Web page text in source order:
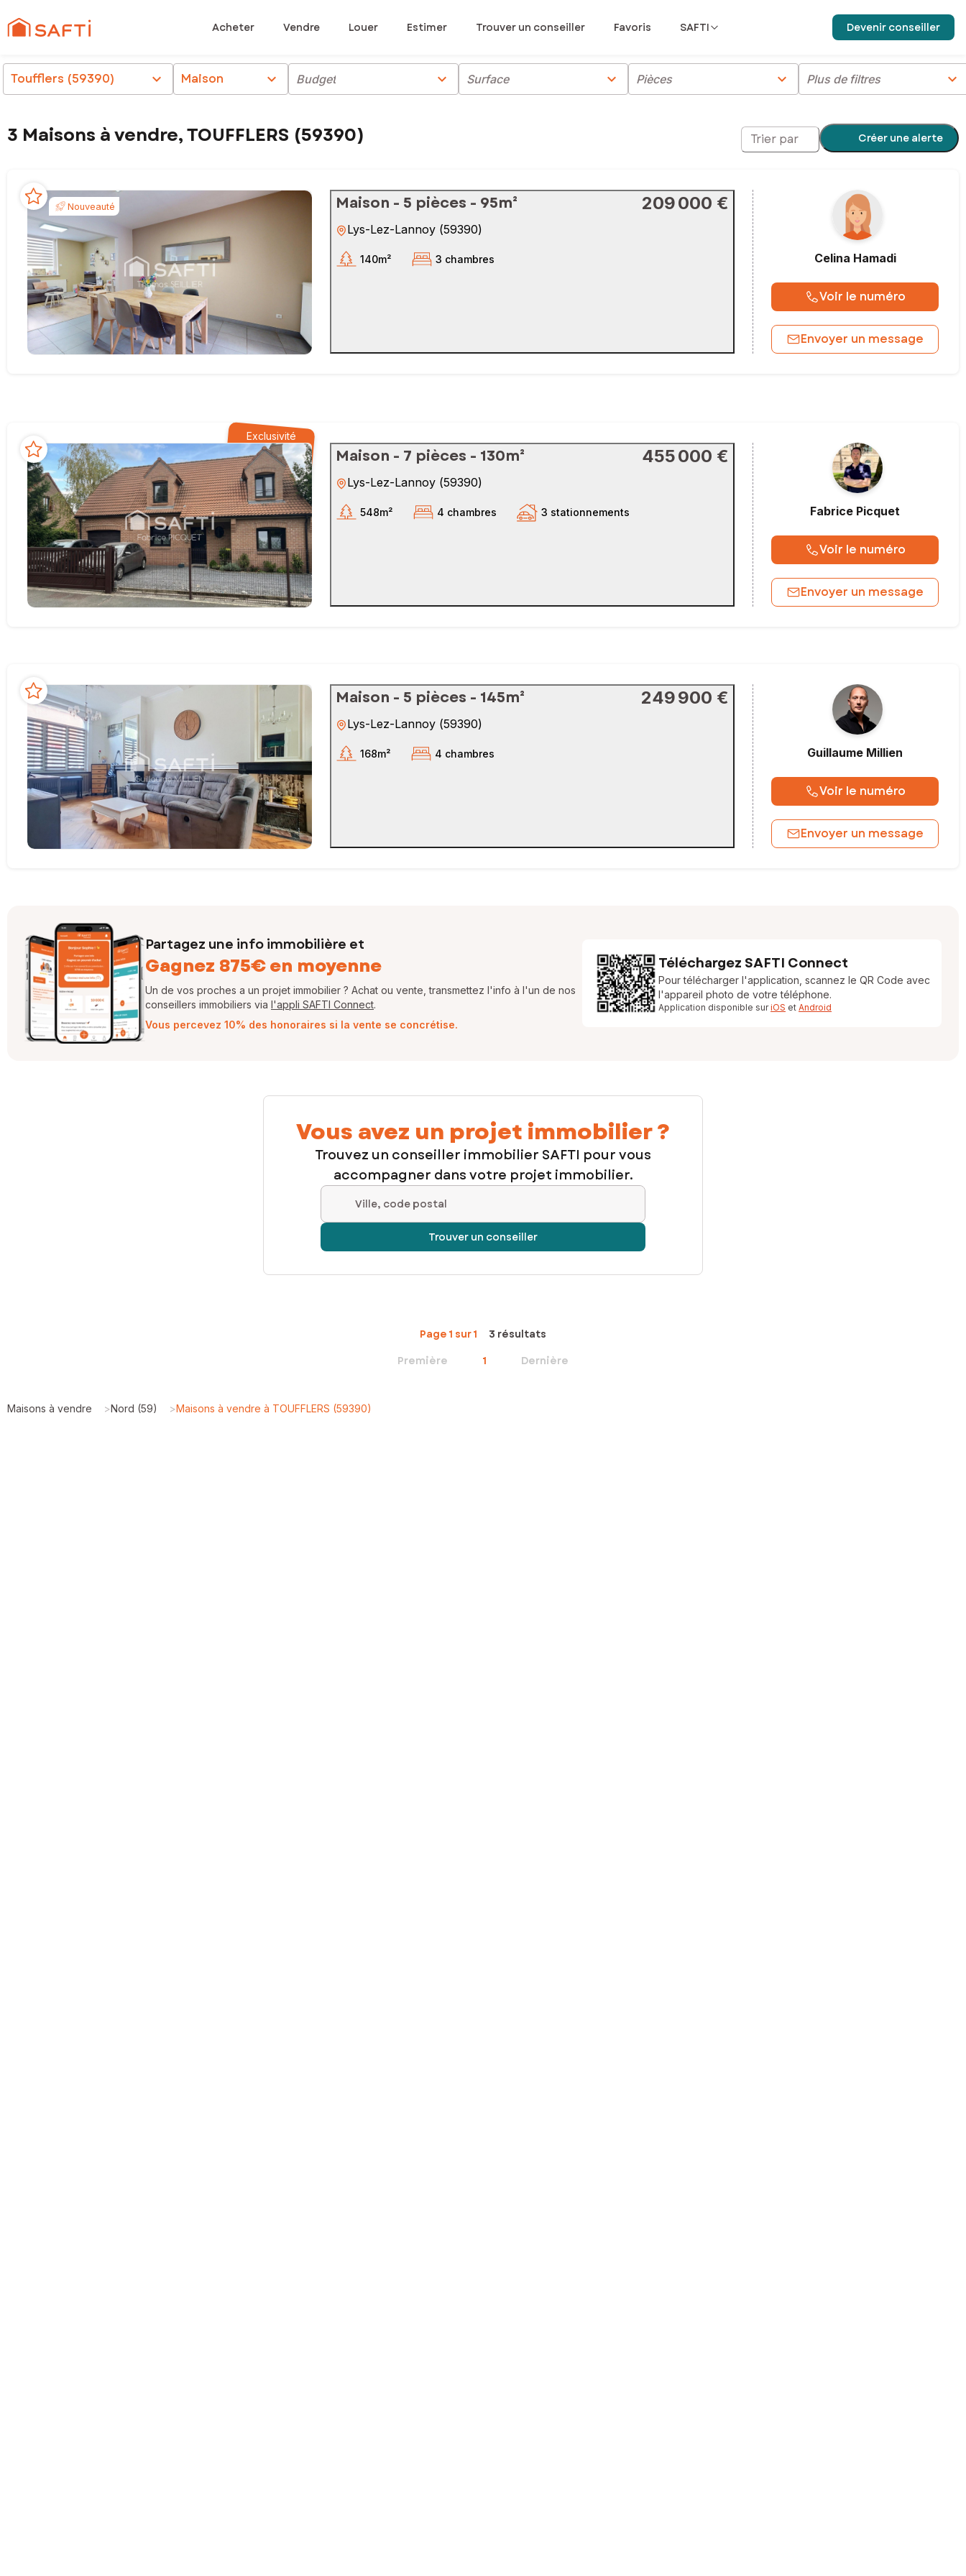
Acheter Vendre Louer Estimer Trouver un conseiller Favoris SAFTI Devenir conseiller
Toufflers (59390) chevron_right Maison chevron_right Budget chevron_right Surface chevron_right Pièces chevron_right Plus de filtres chevron_right
3 Maisons à vendre, TOUFFLERS (59390) Trier par Créer une alerte
Nouveauté Maison - 5 pièces - 95m² 209 000 €
Lys-Lez-Lannoy (59390)
140m² 3 chambres Celina Hamadi
Voir le numéro
Envoyer un message
Exclusivité
Maison - 7 pièces - 130m² 455 000 €
Lys-Lez-Lannoy (59390)
548m² 4 chambres 3 stationnements Fabrice Picquet
Voir le numéro
Envoyer un message
Maison - 5 pièces - 145m² 249 900 €
Lys-Lez-Lannoy (59390)
168m² 4 chambres Guillaume Millien
Voir le numéro
Envoyer un message
Partagez une info immobilière et
Gagnez 875€ en moyenne
Un de vos proches a un projet immobilier ? Achat ou vente, transmettez l'info à l'un de nos
conseillers immobiliers via l'appli SAFTI Connect.
Vous percevez 10% des honoraires si la vente se concrétise.
Téléchargez SAFTI Connect
Pour télécharger l'application, scannez le QR Code avec
l'appareil photo de votre téléphone.
Application disponible suriOS et Android
Vous avez un projet immobilier ?
Trouvez un conseiller immobilier SAFTI pour vous
accompagner dans votre projet immobilier.
Ville, code postal
Trouver un conseiller
Page 1 sur 1
3 résultats
Première
1 Dernière
Maisons à vendre >Nord (59) >Maisons à vendre à TOUFFLERS (59390)